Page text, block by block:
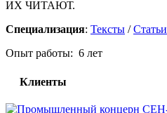
ИХ ЧИТАЮТ.
Специализация: Тексты /Статьи
Опыт работы: 6 лет
Клиенты